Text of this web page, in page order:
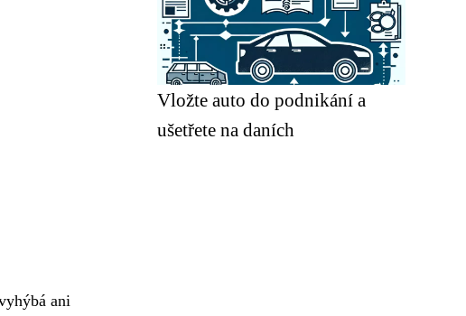
ani
Vložte auto do podnikání a
ušetřete na daních